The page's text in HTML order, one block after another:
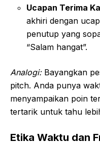
Ucapan Terima
akhiri dengan
penutup yang
“Salam hangat”.
Analogi:Bayangkan
pitch. Anda punya
menyampaikan poin
tertarik untuk tahu
Etika Waktu dan